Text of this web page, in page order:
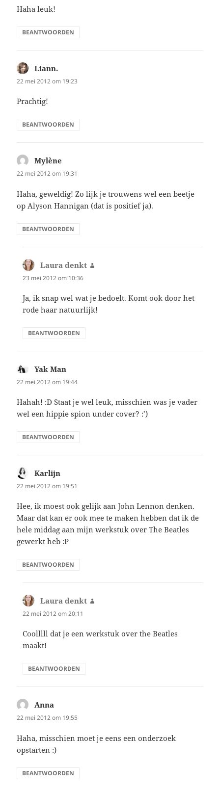
Haha leuk!
BEANTWOORDEN
Liann.
22 mei 2012 om 19:23
Prachtig!
BEANTWOORDEN
Mylène
22 mei 2012 om 19:31
Haha, geweldig! Zo lijk je trouwens wel een beetje
op Alyson Hannigan (dat is positief ja).
BEANTWOORDEN
Laura denkt
23 mei 2012 om 10:36
Ja, ik snap wel wat je bedoelt. Komt ook door het
rode haar natuurlijk!
BEANTWOORDEN
Yak Man
22 mei 2012 om 19:44
Hahah! :D Staat je wel leuk, misschien was je vader
wel een hippie spion under cover? :’)
BEANTWOORDEN
Karlijn
22 mei 2012 om 19:51
Hee, ik moest ook gelijk aan John Lennon denken.
Maar dat kan er ook mee te maken hebben dat ik de
hele middag aan mijn werkstuk over The Beatles
gewerkt heb :P
BEANTWOORDEN
Laura denkt
22 mei 2012 om 20:11
Coolllll dat je een werkstuk over the Beatles
maakt!
BEANTWOORDEN
Anna
22 mei 2012 om 19:55
Haha, misschien moet je eens een onderzoek
opstarten :)
BEANTWOORDEN